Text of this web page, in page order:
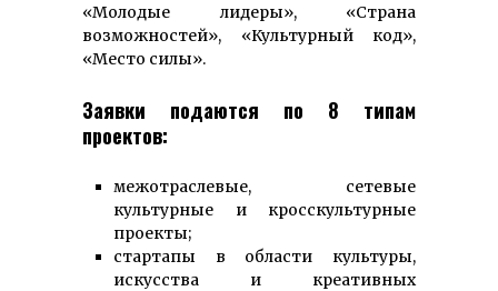
«Молодые лидеры», «Страна
возможностей», «Культурный код»,
«Место силы».
Заявки подаются по 8 типам
проектов:
межотраслевые, сетевые
культурные и кросскультурные
проекты;
стартапы в области культуры,
искусства и креативных